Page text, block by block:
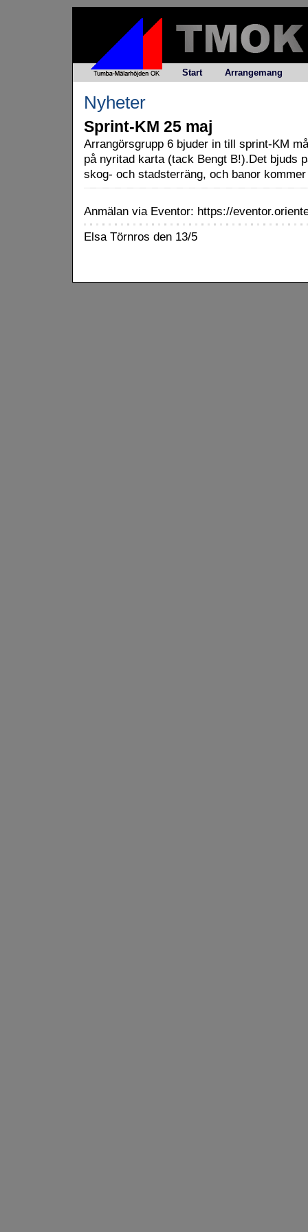
Start Arrangemang
Nyheter
Sprint-KM 25 maj
Arrangörsgrupp 6 bjuder in till sprint-KM
på nyritad karta (tack Bengt B!).Det bjuds
skog- och stadsterräng, och banor
Anmälan via Eventor: https://
Elsa Törnros den 13/5